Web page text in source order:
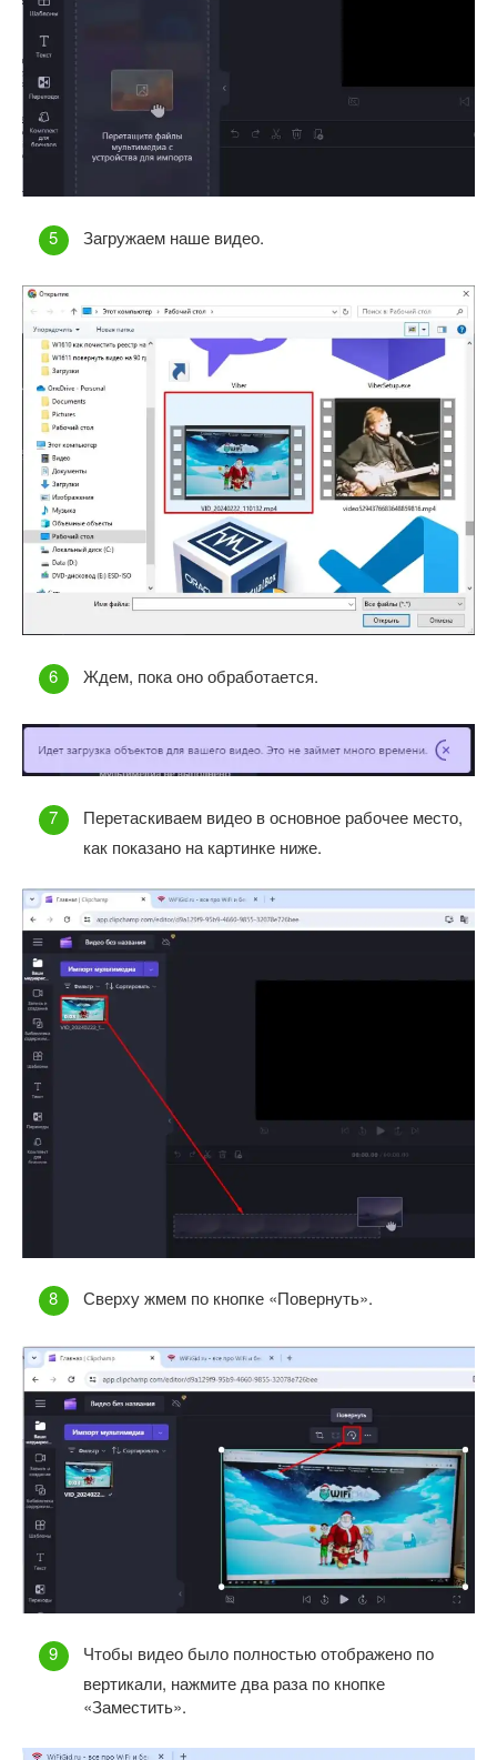
Загружаем наше видео.
Ждем, пока оно обработается.
Перетаскиваем видео в основное рабочее место,
как показано на картинке ниже.
Сверху жмем по кнопке «Повернуть».
Чтобы видео было полностью отображено по
вертикали, нажмите два раза по кнопке
«Заместить».